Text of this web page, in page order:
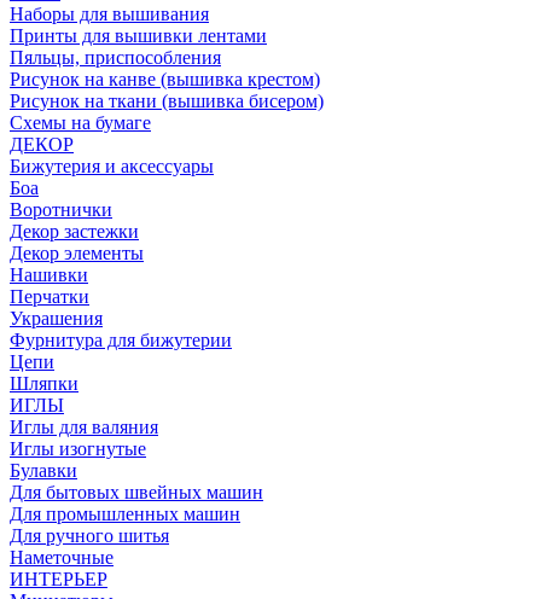
Наборы для вышивания
Принты для вышивки лентами
Пяльцы, приспособления
Рисунок на канве (вышивка крестом)
Рисунок на ткани (вышивка бисером)
Схемы на бумаге
ДЕКОР
Бижутерия и аксессуары
Боа
Воротнички
Декор застежки
Декор элементы
Нашивки
Перчатки
Украшения
Фурнитура для бижутерии
Цепи
Шляпки
ИГЛЫ
Иглы для валяния
Иглы изогнутые
Булавки
Для бытовых швейных машин
Для промышленных машин
Для ручного шитья
Наметочные
ИНТЕРЬЕР